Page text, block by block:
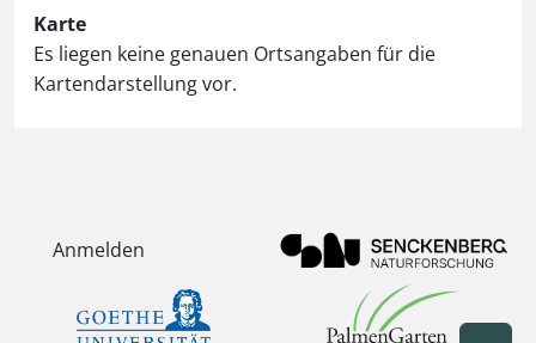
Karte
Es liegen keine genauen Ortsangaben für die
Kartendarstellung vor.
Anmelden